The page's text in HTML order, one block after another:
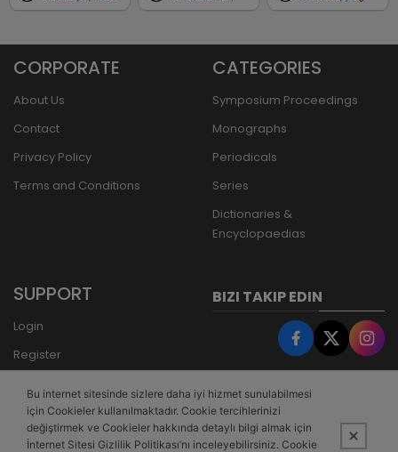
CORPORATE
About Us
Contact
Privacy Policy
Terms and Conditions
CATEGORIES
Symposium Proceedings
Monographs
Periodicals
Series
Dictionaries &
Encyclopaedias
SUPPORT
Login
Register
Bank Transfer
BIZI TAKIP EDIN
Bu internet sitesinde sizlere daha iyi hizmet sunulabilmesi
için Cookieler kullanılmaktadır. Cookie tercihlerinizi
değiştirmek ve Cookieler hakkında detaylı bilgi almak için
İnternet Sitesi Gizlilik Politikası’nı inceleyebilirsiniz. Cookie